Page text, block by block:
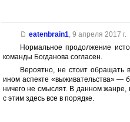
eatenbrain1, 9 апреля 2017 г.
Нормальное продолжение
команды Богданова согласен.
Вероятно, не стоит обращать
ином аспекте «выживательства» —
ничего не смыслят. В данном жанре,
с этим здесь все в порядке.